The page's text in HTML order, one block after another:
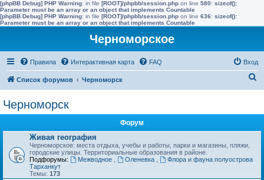
[phpBB Debug] PHP Warning: in file [ROOT]/phpbb/session.php on line 580: sizeof():
Parameter must be an array or an object that implements Countable
[phpBB Debug] PHP Warning: in file [ROOT]/phpbb/session.php on line 636: sizeof():
Parameter must be an array or an object that implements Countable
Черноморское
Правила Интерактивная карта FAQ Вход
Список форумов Черноморск
Черноморск
Форум
Живая география
Черноморское: места отдыха, учебы и работы, парки и магазины, пляжи,
городские улицы. Территориальные образования в районе.
Подфорумы:
Межводное Оленевка
Флора и фауна полуострова
Тарханкут
Темы: 173